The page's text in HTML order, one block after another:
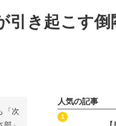
引き起こす倒
「次
人気の記事
1